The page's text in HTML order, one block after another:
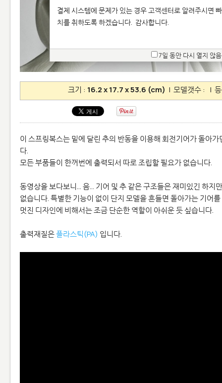
크기 : 16.2 x 17.7 x 53.6 (cm) | 모델갯수 : |
이 스프링복스는 밑에 달린 추의 반동을 이용해 회전기어가 돌아
다.
모든 부품들이 한꺼번에 출력되서 따로 조립할 필요가 없습니다.
동영상을 보다보니... 음... 기어 및 추 같은 구조들은 재미있긴 하지
없습니다. 특별한 기능이 없이 단지 모델을 흔들면 돌아가는 기어
멋진 디자인에 비해서는 조금 단순한 역할이 아쉬운 듯 싶습니다.
출력재질은플라스틱(PA) 입니다.
결제 시스템에 문제가 있는 경우 고객센터로 알려주시면
치를 취하도록 하겠습니다. 감사합니다.
7일 동안 다시 열지 않음